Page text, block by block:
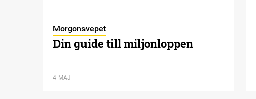
Morgonsvepet
Din guide till miljonloppen
4 MAJ